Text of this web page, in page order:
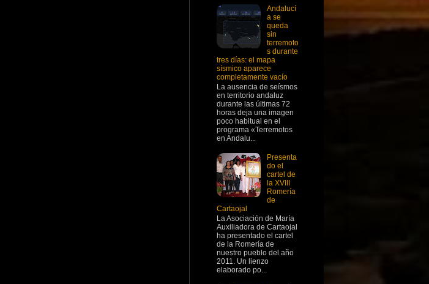
Andalucí
a se
queda
sin
terremoto
s durante
tres días: el mapa
sísmico aparece
completamente vacío
La ausencia de seísmos
en territorio andaluz
durante las últimas 72
horas deja una imagen
poco habitual en el
programa «Terremotos
en Andalu...
Presenta
do el
cartel de
la XVIII
Romería
de
Cartaojal
La Asociación de María
Auxiliadora de Cartaojal
ha presentado el cartel
de la Romería de
nuestro pueblo del año
2011. Un lienzo
elaborado po...